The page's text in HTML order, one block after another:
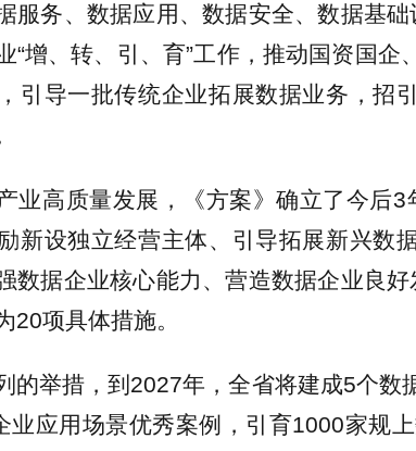
服务、数据应用、数据安全、数据基
“增、转、引、育”工作，推动国资国企
引导一批传统企业拓展数据业务，招
业高质量发展，《方案》确立了今后3
新设独立经营主体、引导拓展新兴数
数据企业核心能力、营造数据企业良
20项具体措施。
的举措，到2027年，全省将建成5个数
业应用场景优秀案例，引育1000家规